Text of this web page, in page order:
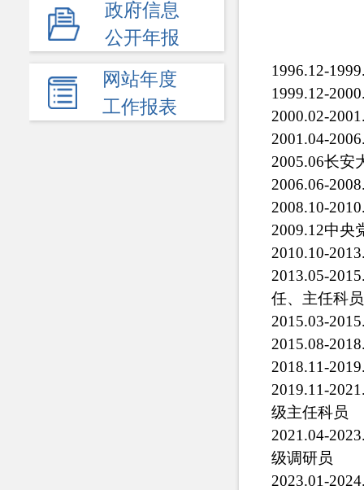
政府信息
公开年报
网站年度
工作报表
1996.12-
1999.12-
2000.02-
2001.04-
2005.06长安
2006.06-
2008.10-
2009.12中央
2010.10-
2013.05-
任、主任科员
2015.03-
2015.08-
2018.11-
2019.11-
级主任科员
2021.04-
级调研员
2023.01-